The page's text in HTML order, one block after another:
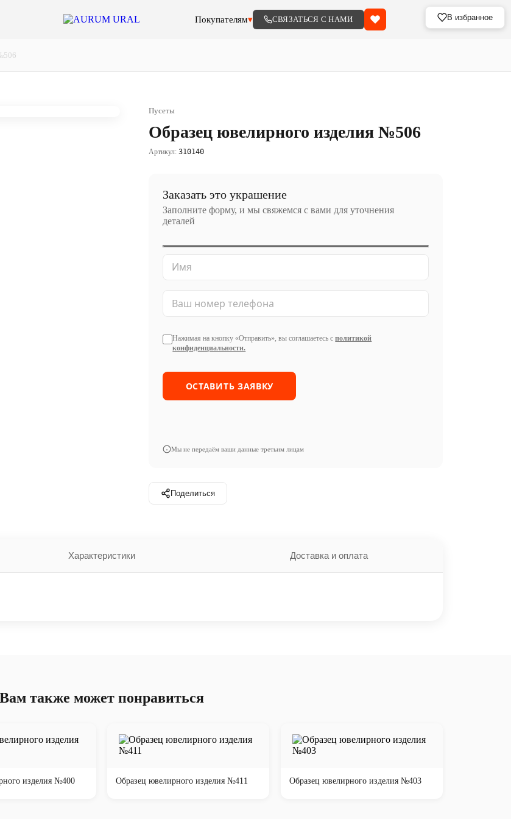
Покупателям▾ СВЯЗАТЬСЯ С НАМИ
Пусеты
Образец ювелирного изделия №506
Артикул: 310140
Заказать это украшение
Заполните форму, и мы свяжемся с вами для уточнения
деталей
Нажимая на кнопку «Отправить», вы соглашаетесь сполитикой
конфиденциальности.
Мы не передаём ваши данные третьим лицам
В избранное
Поделиться
Характеристики Доставка и оплата
Вам также может понравиться
изделия №400 Образец ювелирного изделия №411 Образец ювелирного изделия №403